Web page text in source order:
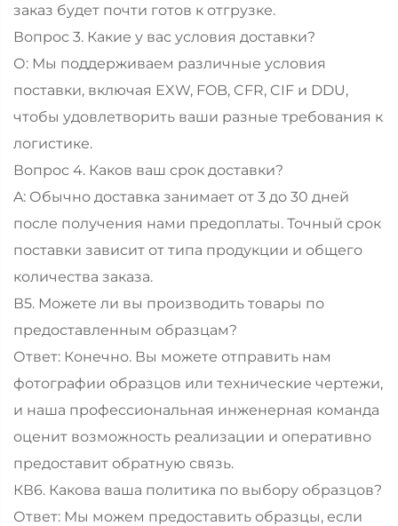
заказ будет почти готов к отгрузке.
Вопрос 3. Какие у вас условия доставки?
О: Мы поддерживаем различные условия
поставки, включая EXW, FOB, CFR, CIF и DDU,
чтобы удовлетворить ваши разные требования к
логистике.
Вопрос 4. Каков ваш срок доставки?
A: Обычно доставка занимает от 3 до 30 дней
после получения нами предоплаты. Точный срок
поставки зависит от типа продукции и общего
количества заказа.
В5. Можете ли вы производить товары по
предоставленным образцам?
Ответ: Конечно. Вы можете отправить нам
фотографии образцов или технические чертежи,
и наша профессиональная инженерная команда
оценит возможность реализации и оперативно
предоставит обратную связь.
КВ6. Какова ваша политика по выбору образцов?
Ответ: Мы можем предоставить образцы, если